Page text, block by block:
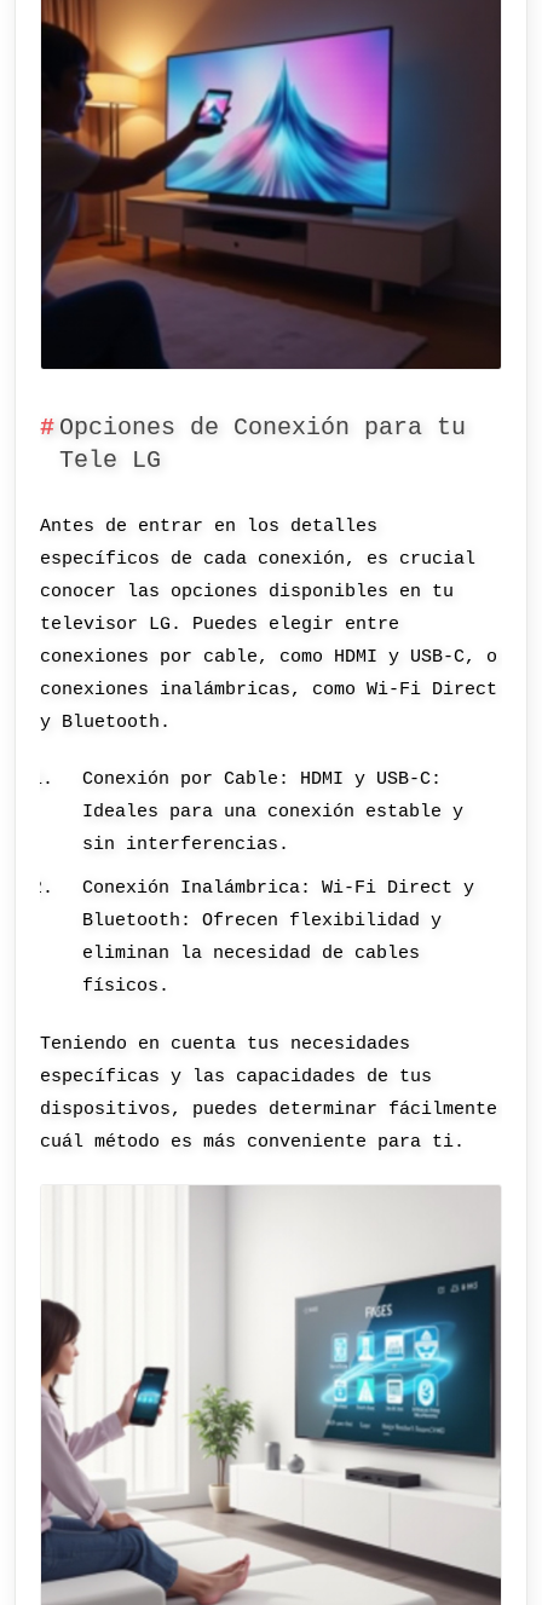
Opciones de Conexión para tu
Tele LG
Antes de entrar en los detalles
específicos de cada conexión, es crucial
conocer las opciones disponibles en tu
televisor LG. Puedes elegir entre
conexiones por cable, como HDMI y USB-C, o
conexiones inalámbricas, como Wi-Fi Direct
y Bluetooth.
Conexión por Cable: HDMI y USB-C:
Ideales para una conexión estable y
sin interferencias.
Conexión Inalámbrica: Wi-Fi Direct y
Bluetooth: Ofrecen flexibilidad y
eliminan la necesidad de cables
físicos.
Teniendo en cuenta tus necesidades
específicas y las capacidades de tus
dispositivos, puedes determinar fácilmente
cuál método es más conveniente para ti.